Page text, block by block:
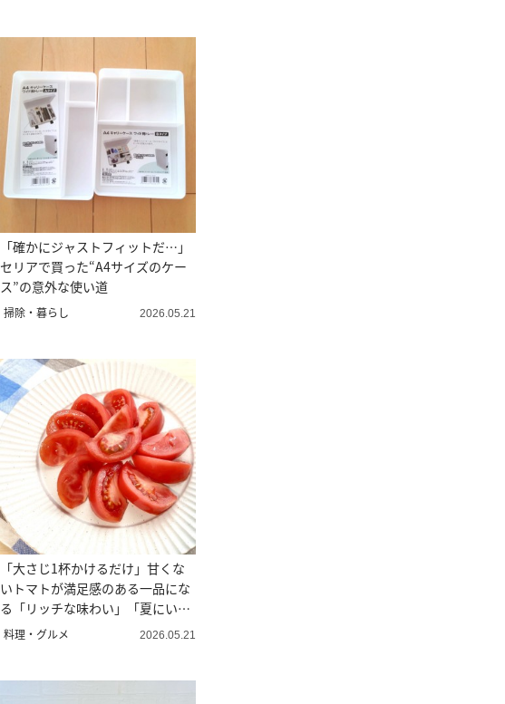
「確かにジャストフィットだ…」
セリアで買った“A4サイズのケー
ス”の意外な使い道
掃除・暮らし 2026.05.21
「大さじ1杯かけるだけ」甘くな
いトマトが満足感のある一品にな
る「リッチな味わい」「夏にい
い」
料理・グルメ 2026.05.21